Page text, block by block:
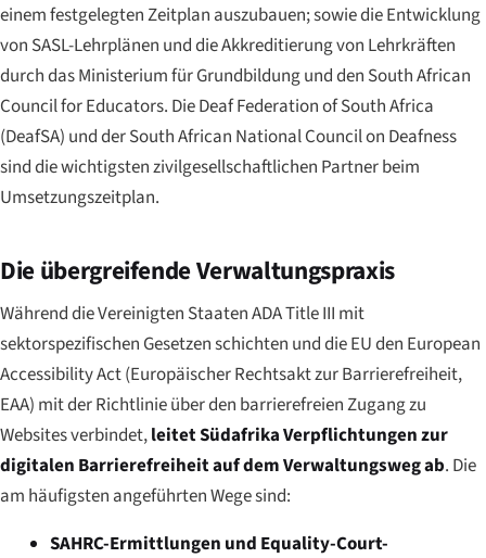
einem festgelegten Zeitplan auszubauen; sowie die Entwicklung
von SASL-Lehrplänen und die Akkreditierung von Lehrkräften
durch das Ministerium für Grundbildung und den South African
Council for Educators. Die Deaf Federation of South Africa
(DeafSA) und der South African National Council on Deafness
sind die wichtigsten zivilgesellschaftlichen Partner beim
Umsetzungszeitplan.
Die übergreifende Verwaltungspraxis
Während die Vereinigten Staaten ADA Title III mit
sektorspezifischen Gesetzen schichten und die EU den European
Accessibility Act (Europäischer Rechtsakt zur Barrierefreiheit,
EAA) mit der Richtlinie über den barrierefreien Zugang zu
Websites verbindet,leitet Südafrika Verpflichtungen zur
digitalen Barrierefreiheit auf dem Verwaltungsweg ab. Die
am häufigsten angeführten Wege sind:
SAHRC-Ermittlungen und Equality-Court-